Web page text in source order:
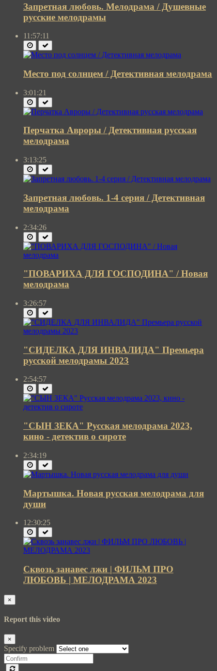
Запретная любовь. Мелодрама / Душевные
русские мелодрамы
11:57:11
Место под солнцем / Детективная мелодрама
3:01:21
Перчатка Авроры / Детективная русская
мелодрама
3:13:25
Запретная любовь. 1-4 серия / Детективная
мелодрама
2:34:26
"ПОВАРИХА ДЛЯ ГОСПОДИНА" / Новая
мелодрама
3:26:57
"СИДЕЛКА ДЛЯ ИНВАЛИДА" Премьера
русской мелодрамы 2023
2:54:57
"СЫН ЗЕКА" Русская мелодрама 2023,
кино - детектив о сироте
2:34:19
Мартышка. Новая русская мелодрама для
души
12:30:25
Сквозь занавес лжи | ФИЛЬМ ПРО
ЛЮБОВЬ | МЕЛОДРАМА 2023
×
Report this video
×
Specify problem